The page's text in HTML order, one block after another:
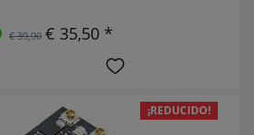
€ 39,90 € 35,50 *
¡REDUCIDO!